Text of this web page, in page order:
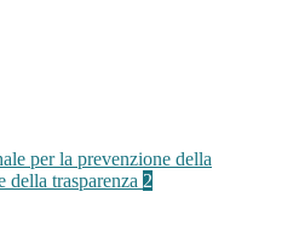
per la prevenzione della
della trasparenza 2